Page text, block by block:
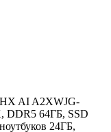
AI A2XWJG-
DDR5 64ГБ, SSD
24ГБ,